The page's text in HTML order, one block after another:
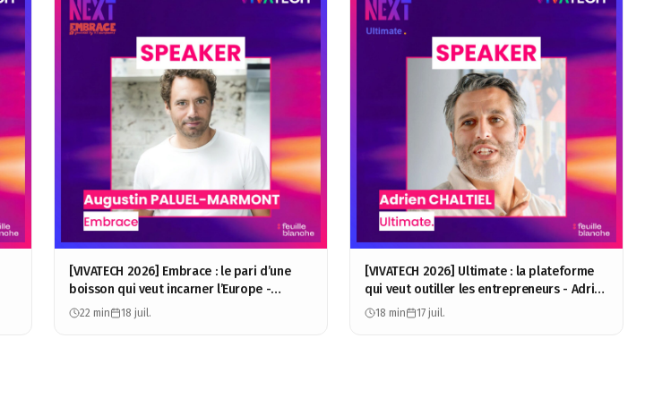
[VIVATECH 2026] Embrace : le pari d’une
boisson qui veut incarner l’Europe -
Augustin Paluel-Marmont
22 min 18 juil.
[VIVATECH 2026] Ultimate : la plateforme
qui veut outiller les entrepreneurs - Adrien
Chaltiel
18 min 17 juil.